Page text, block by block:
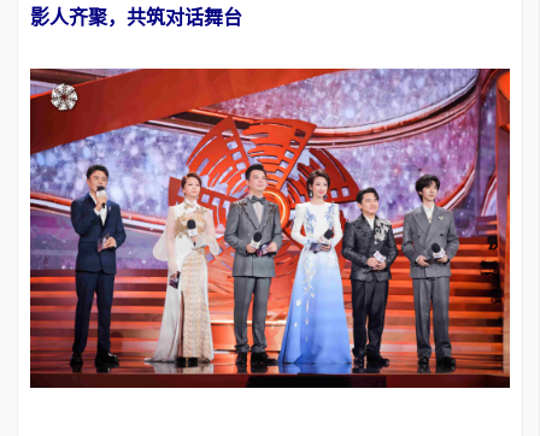
影人齐聚，共筑对话舞台